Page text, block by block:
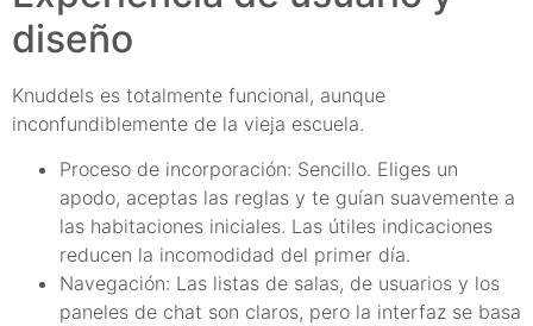
diseño
Knuddels es totalmente funcional, aunque
inconfundiblemente de la vieja escuela.
Proceso de incorporación: Sencillo. Eliges un
apodo, aceptas las reglas y te guían suavemente a
las habitaciones iniciales. Las útiles indicaciones
reducen la incomodidad del primer día.
Navegación: Las listas de salas, de usuarios y los
paneles de chat son claros, pero la interfaz se basa